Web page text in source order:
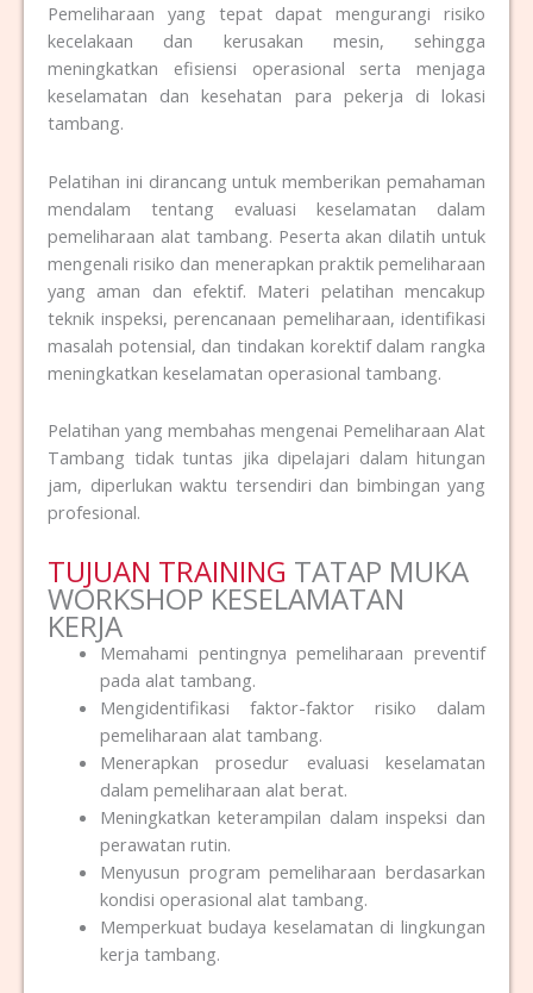
Pemeliharaan yang tepat dapat mengurangi risiko
kecelakaan dan kerusakan mesin, sehingga
meningkatkan efisiensi operasional serta menjaga
keselamatan dan kesehatan para pekerja di lokasi
tambang.
Pelatihan ini dirancang untuk memberikan pemahaman
mendalam tentang evaluasi keselamatan dalam
pemeliharaan alat tambang. Peserta akan dilatih untuk
mengenali risiko dan menerapkan praktik pemeliharaan
yang aman dan efektif. Materi pelatihan mencakup
teknik inspeksi, perencanaan pemeliharaan, identifikasi
masalah potensial, dan tindakan korektif dalam rangka
meningkatkan keselamatan operasional tambang.
Pelatihan yang membahas mengenai Pemeliharaan Alat
Tambang tidak tuntas jika dipelajari dalam hitungan
jam, diperlukan waktu tersendiri dan bimbingan yang
profesional.
TUJUAN TRAINING TATAP MUKA
WORKSHOP KESELAMATAN
KERJA
Memahami pentingnya pemeliharaan preventif
pada alat tambang.
Mengidentifikasi faktor-faktor risiko dalam
pemeliharaan alat tambang.
Menerapkan prosedur evaluasi keselamatan
dalam pemeliharaan alat berat.
Meningkatkan keterampilan dalam inspeksi dan
perawatan rutin.
Menyusun program pemeliharaan berdasarkan
kondisi operasional alat tambang.
Memperkuat budaya keselamatan di lingkungan
kerja tambang.